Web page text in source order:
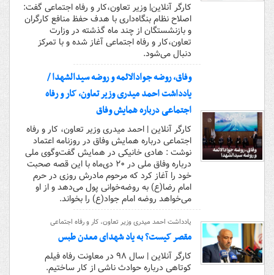
کارگر آنلاین| وزیر تعاون،کار و رفاه اجتماعی گفت:
اصلاح نظام بنگاه‌داری با هدف حفظ منافع کارگران
و بازنشستگان از چند ماه گذشته در وزارت
تعاون،کار و رفاه اجتماعی آغاز شده و با تمرکز
دنبال می‌شود.
وفاق، روضه جوادالائمه و روضه سیدالشهدا /
یادداشت احمد میدری وزیر تعاون، کار و رفاه
اجتماعی درباره همایش وفاق
کارگر آنلاین | احمد میدری وزیر تعاون، کار و رفاه
اجتماعی درباره همایش وفاق در روزنامه اعتماد
نوشت : هادی خانیکی در همایش گفت‌وگوی ملی
درباره وفاق ملی در ۲۰ دی‌ماه با این قصه صحبت
خود را آغاز کرد که مرحوم مادرش روزی در حرم
امام رضا(ع) به روضه‌خوانی پول می‌دهد و از او
می‌خواهد روضه امام جواد(ع) را بخواند.
یادداشت احمد میدری وزیر تعاون، کار و رفاه اجتماعی
مقصر کیست؟ به یاد شهدای معدن طبس
کارگر آنلاین | سال ۹۸ در معاونت رفاه فیلم
کوتاهی درباره حوادث ناشی از کار ساختیم.